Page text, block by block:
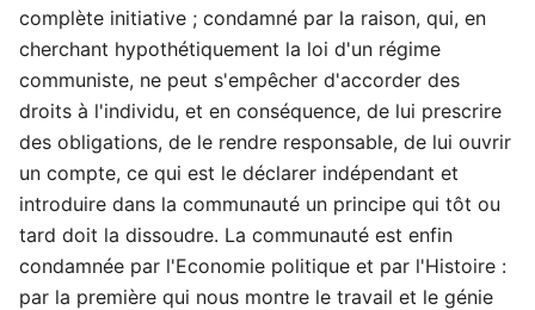
complète initiative ; condamné par la raison, qui, en
cherchant hypothétiquement la loi d'un régime
communiste, ne peut s'empêcher d'accorder des
droits à l'individu, et en conséquence, de lui prescrire
des obligations, de le rendre responsable, de lui ouvrir
un compte, ce qui est le déclarer indépendant et
introduire dans la communauté un principe qui tôt ou
tard doit la dissoudre. La communauté est enfin
condamnée par l'Economie politique et par l'Histoire :
par la première qui nous montre le travail et le génie